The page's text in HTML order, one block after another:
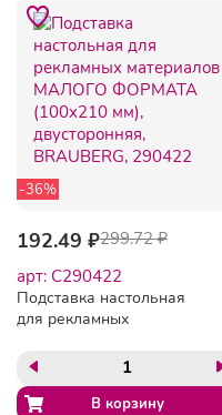
-36%
192.49 ₽299.72 ₽
арт: C290422
Подставка настольная
для рекламных
ФОРМАТА (100х210 мм),
двусторонняя, BRAUBERG,
290422